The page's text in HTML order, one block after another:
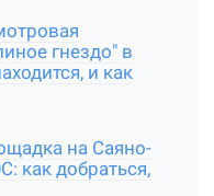
гнездо" в
и как
на Саяно-
как добраться,